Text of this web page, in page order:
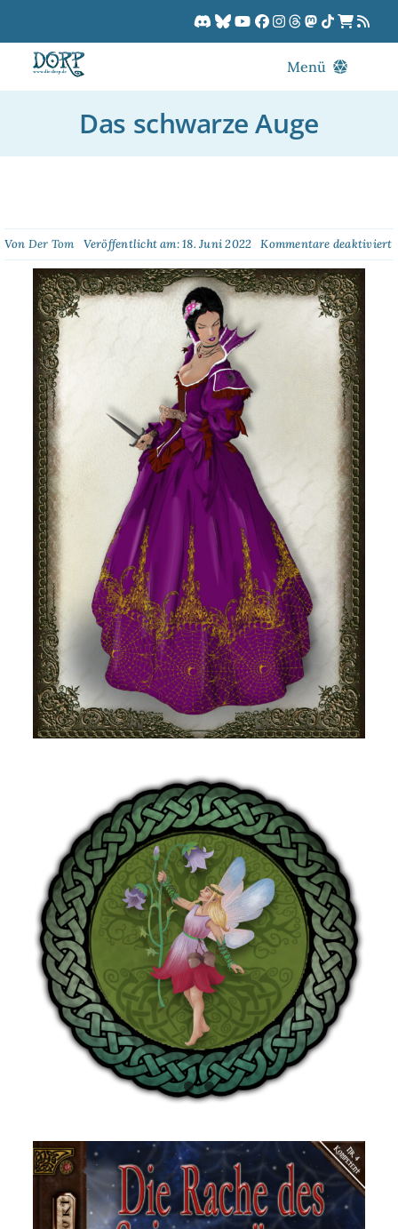
springen
Menü
DORPCast
Dracon
Patreon
Kalender
Das schwarze Auge
Von Der Tom Veröffentlicht am: 18. Juni 2022 Kommentare deaktiviert
DSA – NSC: Annabella de
Comte
DSA: Feenspuren